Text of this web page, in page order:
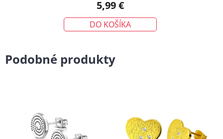
5,99 €
DO KOŠÍKA
Podobné produkty